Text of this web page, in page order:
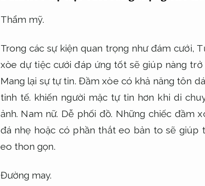
Thẩm mỹ.
Trong các sự kiện quan trọng như đám cưới,
xòe dự tiệc cưới đáp ứng tốt sẽ giúp nàng
Mang lại sự tự tin. Đầm xòe có khả năng tôn
tinh tế. khiến người mặc tự tin hơn khi di
ảnh. Nam nữ. Dễ phối đồ. Những chiếc đầm
đá nhẹ hoặc có phần thắt eo bản to sẽ giúp
eo thon gọn.
Đường may.